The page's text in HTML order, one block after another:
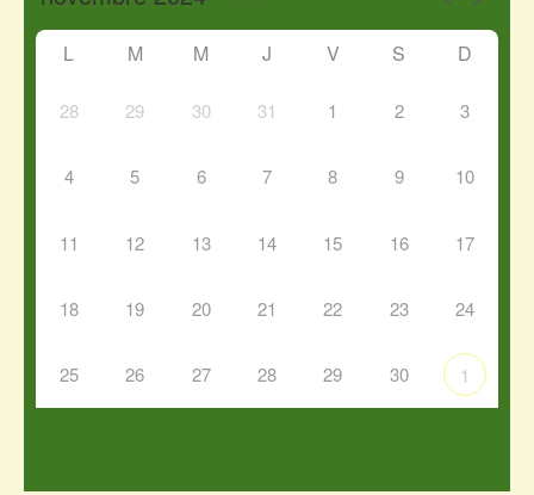
L M M J V S D
28 29 30 31 1 2 3
4 5 6 7 8 9 10
11 12 13 14 15 16 17
18 19 20 21 22 23 24
25 26 27 28 29 30 1